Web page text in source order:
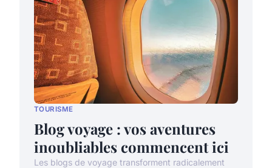
TOURISME
Blog voyage : vos aventures
inoubliables commencent ici
Les blogs de voyage transforment radicalement